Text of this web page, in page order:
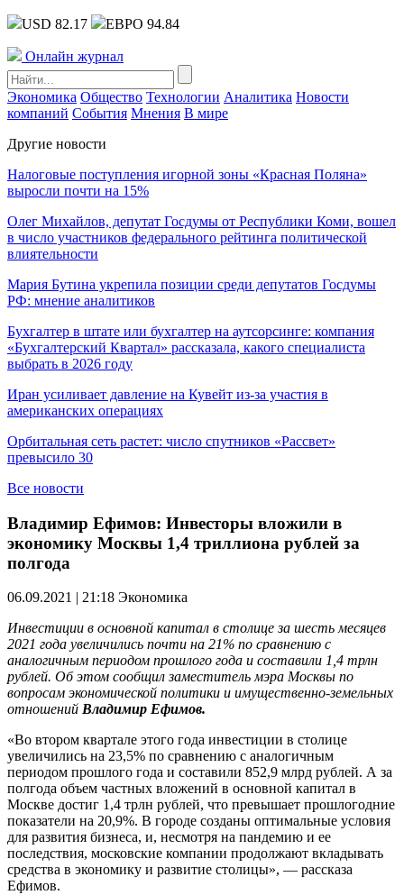
USD 82.17 ЕВРО 94.84
Онлайн журнал
Экономика Общество Технологии Аналитика Новости
компаний События Мнения В мире
Другие новости
Налоговые поступления игорной зоны «Красная Поляна»
выросли почти на 15%
Олег Михайлов, депутат Госдумы от Республики Коми, вошел
в число участников федерального рейтинга политической
влиятельности
Мария Бутина укрепила позиции среди депутатов Госдумы
РФ: мнение аналитиков
Бухгалтер в штате или бухгалтер на аутсорсинге: компания
«Бухгалтерский Квартал» рассказала, какого специалиста
выбрать в 2026 году
Иран усиливает давление на Кувейт из-за участия в
американских операциях
Орбитальная сеть растет: число спутников «Рассвет»
превысило 30
Все новости
Владимир Ефимов: Инвесторы вложили в
экономику Москвы 1,4 триллиона рублей за
полгода
06.09.2021 | 21:18 Экономика
Инвестиции в основной капитал в столице за шесть месяцев
2021 года увеличились почти на 21% по сравнению с
аналогичным периодом прошлого года и составили 1,4 трлн
рублей. Об этом сообщил заместитель мэра Москвы по
вопросам экономической политики и имущественно-земельных
отношений Владимир Ефимов.
«Во втором квартале этого года инвестиции в столице
увеличились на 23,5% по сравнению с аналогичным
периодом прошлого года и составили 852,9 млрд рублей. А за
полгода объем частных вложений в основной капитал в
Москве достиг 1,4 трлн рублей, что превышает прошлогодние
показатели на 20,9%. В городе созданы оптимальные условия
для развития бизнеса, и, несмотря на пандемию и ее
последствия, московские компании продолжают вкладывать
средства в экономику и развитие столицы», — рассказа
Ефимов.